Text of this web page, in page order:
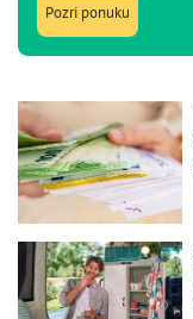
Pozri ponuku